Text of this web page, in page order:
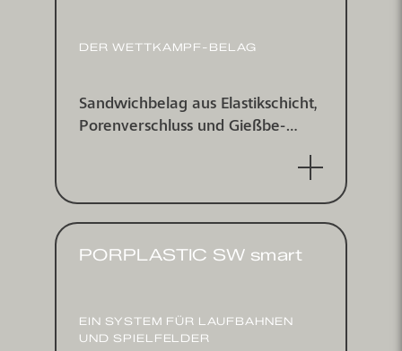
DER WETTKAMPF-BELAG
Sandwichbelag aus Elastik­schicht,
Poren­ver­schluss und Gieß­be­
streutem EPDM-Granulat, wasser­
PORPLASTIC SW smart
EIN SYSTEM FÜR LAUF­BAHNEN
UND SPIELFELDER